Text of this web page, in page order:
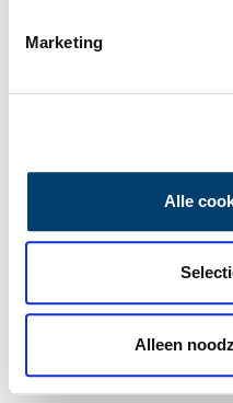
Marketing
Alle
Alleen